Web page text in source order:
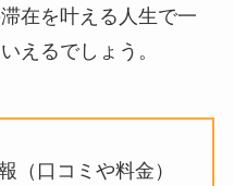
在を叶える人生で一
えるでしょう。
（口コミや料金）